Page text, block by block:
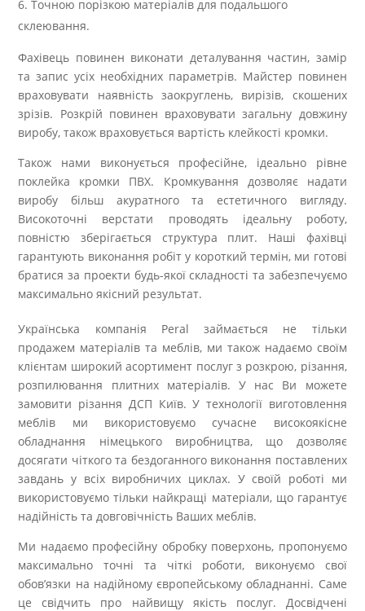
Точною порізкою матеріалів для подальшого
склеювання.
Фахівець повинен виконати деталування частин, замір
та запис усіх необхідних параметрів. Майстер повинен
враховувати наявність заокруглень, вирізів, скошених
зрізів. Розкрій повинен враховувати загальну довжину
виробу, також враховується вартість клейкості кромки.
Також нами виконується професійне, ідеально рівне
поклейка кромки ПВХ. Кромкування дозволяє надати
виробу більш акуратного та естетичного вигляду.
Високоточні верстати проводять ідеальну роботу,
повністю зберігається структура плит. Наші фахівці
гарантують виконання робіт у короткий термін, ми готові
братися за проекти будь-якої складності та забезпечуємо
максимально якісний результат.
Українська компанія Peral займається не тільки
продажем матеріалів та меблів, ми також надаємо своїм
клієнтам широкий асортимент послуг з розкрою, різання,
розпилювання плитних матеріалів. У нас Ви можете
замовити різання ДСП Київ. У технології виготовлення
меблів ми використовуємо сучасне високоякісне
обладнання німецького виробництва, що дозволяє
досягати чіткого та бездоганного виконання поставлених
завдань у всіх виробничих циклах. У своїй роботі ми
використовуємо тільки найкращі матеріали, що гарантує
надійність та довговічність Ваших меблів.
Ми надаємо професійну обробку поверхонь, пропонуємо
максимально точні та чіткі роботи, виконуємо свої
обов’язки на надійному європейському обладнанні. Саме
це свідчить про найвищу якість послуг. Досвідчені